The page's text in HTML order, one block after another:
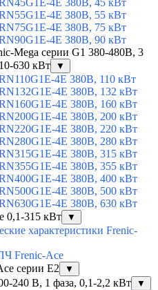
4E 380В, 45 кВт
4E 380В, 55 кВт
4E 380В, 75 кВт
4E 380В, 90 кВт
Mega серии G1 380-480В, 3
630 кВт
▼
4E 380В, 110 кВт
4E 380В, 132 кВт
4E 380В, 160 кВт
4E 380В, 200 кВт
4E 380В, 220 кВт
4E 380В, 280 кВт
4E 380В, 315 кВт
4E 380В, 355 кВт
4E 380В, 400 кВт
4E 380В, 500 кВт
4E 380В, 630 кВт
0,1-315 кВт
▼
характеристики Frenic-
Frenic-Ace
серии E2
▼
240 В, 1 фаза, 0,1-2,2 кВт ▼